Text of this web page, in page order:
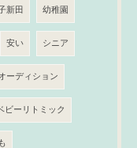
新田 幼稚園
安い シニア
ーディション
ビーリトミック